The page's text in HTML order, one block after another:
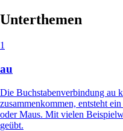
Unterthemen
1
au
Die Buchstabenverbindung au
zusammenkommen, entsteht
oder Maus. Mit vielen
geübt.